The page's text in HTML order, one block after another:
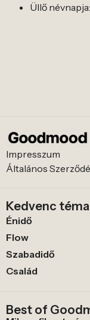
Üllő
Impresszum
Általános
Kedvenc
Énidő
Flow
Szabadidő
Család
Best of